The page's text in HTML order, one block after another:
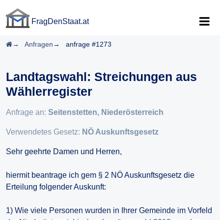
FragDenStaat.at
Startseite
Anfragen anfrage #1273
Landtagswahl: Streichungen aus
Wählerregister
Anfrage an: Seitenstetten, Niederösterreich
Verwendetes Gesetz: NÖ Auskunftsgesetz
Sehr geehrte Damen und Herren,
hiermit beantrage ich gem § 2 NÖ Auskunftsgesetz die
Erteilung folgender Auskunft:
1) Wie viele Personen wurden in Ihrer Gemeinde im Vorfeld